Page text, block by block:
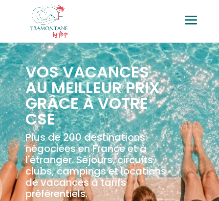
VOS VACANCES
AU MEILLEUR PRIX
GRÂCE À VOTRE
CSE
Plus de 200 destinations
négociées en France et à
l'étranger. Séjours, circuits,
clubs, campings et locations
de vacances à tarifs
préférentiels.